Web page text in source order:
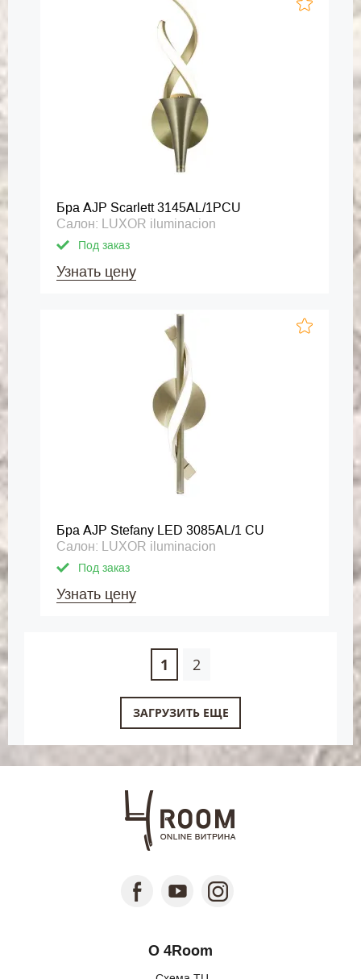
Бра AJP Scarlett 3145AL/1PCU
Салон: LUXOR iluminacion
Под заказ
Узнать цену
Бра AJP Stefany LED 3085AL/1 CU
Салон: LUXOR iluminacion
Под заказ
Узнать цену
1 2
ЗАГРУЗИТЬ ЕЩЕ
О 4Room